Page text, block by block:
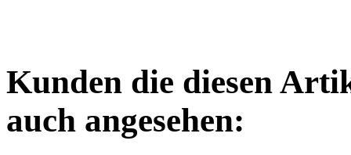
Kunden die diesen
auch angesehen: